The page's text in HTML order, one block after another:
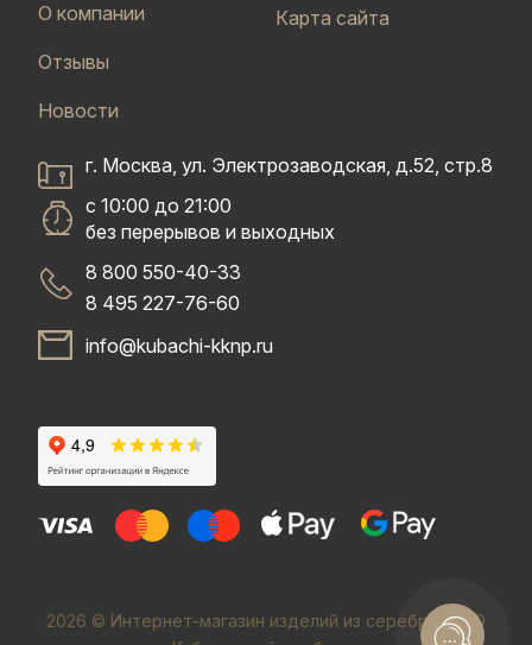
О компании
Отзывы
Новости
Карта сайта
г. Москва, ул. Электрозаводская, д.52, стр.8
с 10:00 до 21:00
без перерывов и выходных
8 800 550-40-33
8 495 227-76-60
info@kubachi-kknp.ru
2026 © Интернет-магазин изделий из серебра. ООО